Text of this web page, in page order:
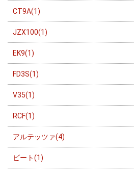
CT9A(1)
JZX100(1)
EK9(1)
FD3S(1)
V35(1)
RCF(1)
アルテッツァ(4)
ビート(1)